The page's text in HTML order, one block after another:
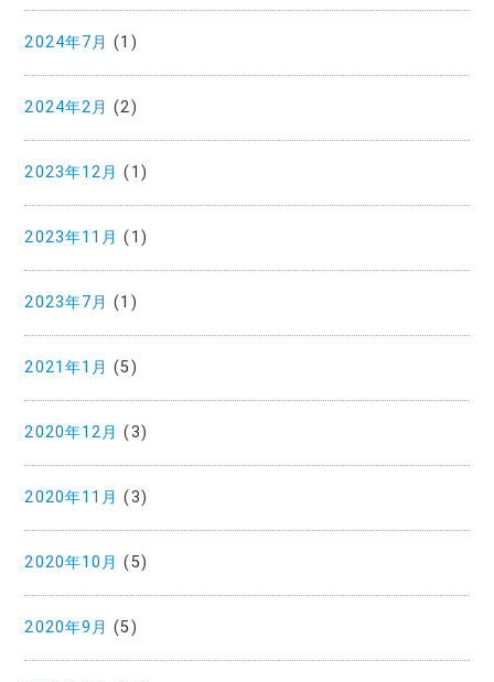
2024年7月 (1)
2024年2月 (2)
2023年12月 (1)
2023年11月 (1)
2023年7月 (1)
2021年1月 (5)
2020年12月 (3)
2020年11月 (3)
2020年10月 (5)
2020年9月 (5)